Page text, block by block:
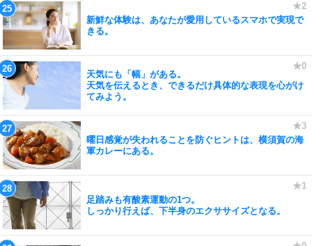
新鮮な体験は、あなたが愛用しているスマホで実現で
きる。
天気にも「幅」がある。
天気を伝えるとき、できるだけ具体的な表現を心がけ
てみよう。
曜日感覚が失われることを防ぐヒントは、横須賀の海
軍カレーにある。
足踏みも有酸素運動の1つ。
しっかり行えば、下半身のエクササイズとなる。